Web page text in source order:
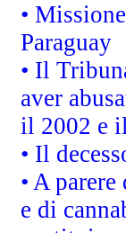
•
Paraguay
• Il
aver
il 2002 e
• Il
• A
e di